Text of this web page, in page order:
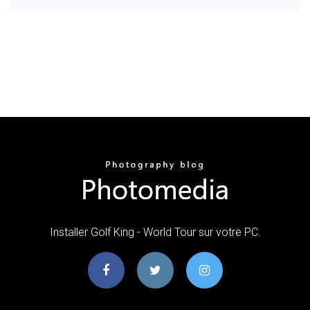
Installer Golf King - World Tour sur votre PC.